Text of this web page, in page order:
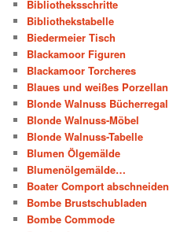
Bibliotheksschritte
Bibliothekstabelle
Biedermeier Tisch
Blackamoor Figuren
Blackamoor Torcheres
Blaues und weißes Porzellan
Blonde Walnuss Bücherregal
Blonde Walnuss-Möbel
Blonde Walnuss-Tabelle
Blumen Ölgemälde
Blumenölgemälde…
Boater Comport abschneiden
Bombe Brustschubladen
Bombe Commode